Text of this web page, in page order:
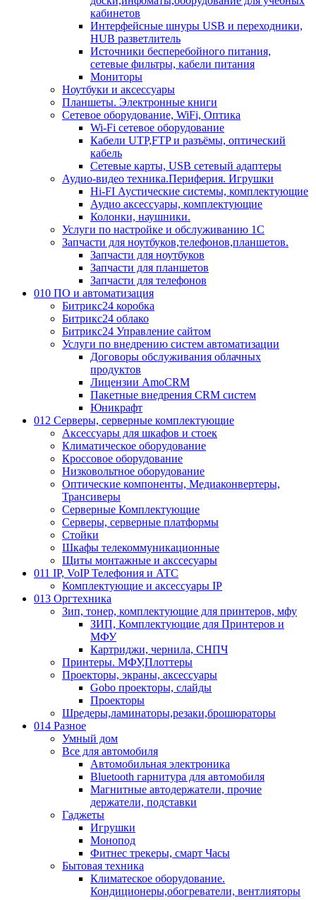
кабинетов
Интерфейсные шнуры USB и переходники,
HUB разветлитель
Источники бесперебойного питания,
сетевые фильтры, кабели питания
Мониторы
Ноутбуки и аксессуары
Планшеты. Электронные книги
Сетевое оборудование, WiFi, Оптика
Wi-Fi сетевое оборудование
Кабели UTP,FTP и разъёмы, оптический
кабель
Сетевые карты, USB сетевый адаптеры
Аудио-видео техника.Периферия. Игрушки
Hi-FI Аустические системы, комплектующие
Аудио аксессуары, комплектующие
Колонки, наушники.
Услуги по настройке и обслуживанию 1С
Запчасти для ноутбуков,телефонов,планшетов.
Запчасти для ноутбуков
Запчасти для планшетов
Запчасти для телефонов
010 ПО и автоматизация
Битрикс24 коробка
Битрикс24 облако
Битрикс24 Управление сайтом
Услуги по внедрению систем автоматизации
Договоры обслуживания облачных
продуктов
Лицензии AmoCRM
Пакетные внедрения CRM систем
Юникрафт
012 Серверы, серверные комплектующие
Аксессуары для шкафов и стоек
Климатическое оборудование
Кроссовое оборудование
Низковольтное оборудование
Оптические компоненты, Медиаконвертеры,
Трансиверы
Серверные Комплектующие
Серверы, серверные платформы
Стойки
Шкафы телекоммуникационные
Щиты монтажные и акссесуары
011 IP, VoIP Телефония и АТС
Комплектующие и аксессуары IP
013 Оргтехника
Зип, тонер, комплектующие для принтеров, мфу
ЗИП, Комплектующие для Принтеров и
МФУ
Картриджи, чернила, СНПЧ
Принтеры. МФУ,Плоттеры
Проекторы, экраны, аксессуары
Gobo проекторы, слайды
Проекторы
Шредеры,ламинаторы,резаки,брошюраторы
014 Разное
Умный дом
Все для автомобиля
Автомобильная электроника
Bluetooth гарнитура для автомобиля
Магнитные автодержатели, прочие
держатели, подставки
Гаджеты
Игрушки
Монопод
Фитнес трекеры, смарт Часы
Бытовая техника
Климатеское оборудование.
Кондиционеры,обогреватели, вентлияторы